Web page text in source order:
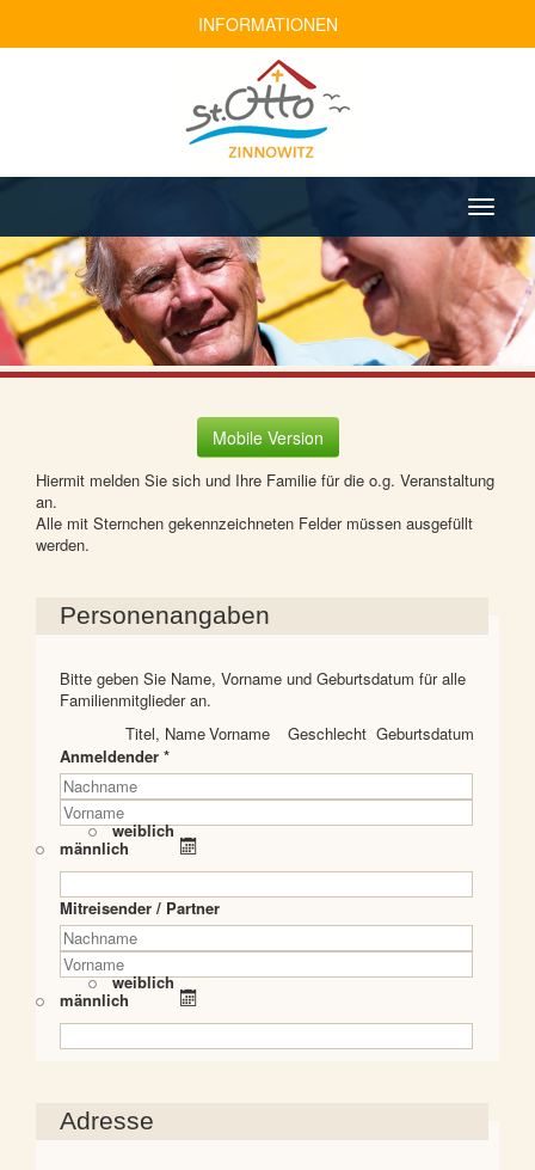
INFORMATIONEN
Mobile Version
Hiermit melden Sie sich und Ihre Familie für die o.g. Veranstaltung
an.
Alle mit Sternchen gekennzeichneten Felder müssen ausgefüllt
werden.
Personenangaben
Bitte geben Sie Name, Vorname und Geburtsdatum für alle
Familienmitglieder an.
Titel, NameVorname Geschlecht Geburtsdatum
Anmeldender *
männlich
weiblich
Mitreisender / Partner
männlich
weiblich
Adresse